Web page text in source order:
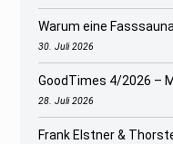
Warum eine
30. Juli 2026
GoodTimes 4/2026 –
28. Juli 2026
Frank Elstner &